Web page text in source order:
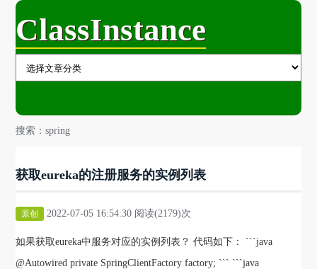
ClassInstance
搜索：spring
获取eureka的注册服务的实例列表
原创 2022-07-05 16:54:30 阅读(2179)次
如果获取eureka中服务对应的实例列表？ 代码如下： ```java
@Autowired private SpringClientFactory factory; ``` ```java